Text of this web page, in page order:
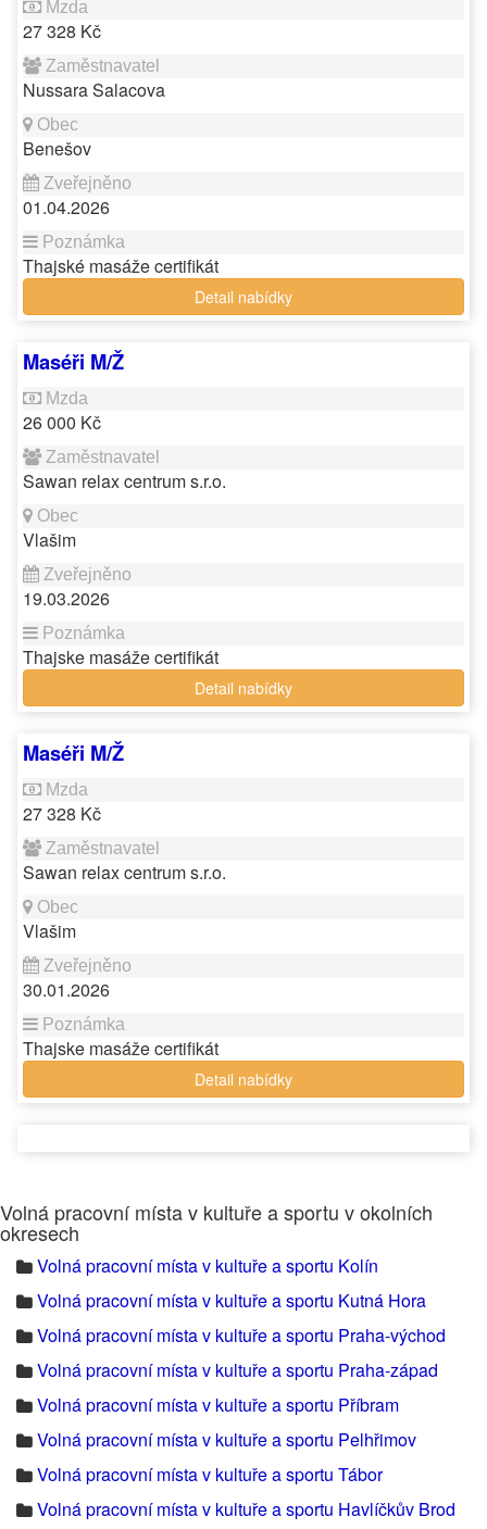
27 328 Kč
Nussara Salacova
Benešov
01.04.2026
Thajské masáže certifikát
Detail nabídky
Maséři M/Ž
26 000 Kč
Sawan relax centrum s.r.o.
Vlašim
19.03.2026
Thajske masáže certifikát
Detail nabídky
Maséři M/Ž
27 328 Kč
Sawan relax centrum s.r.o.
Vlašim
30.01.2026
Thajske masáže certifikát
Detail nabídky
Volná pracovní místa v kultuře a sportu v okolních
okresech
Volná pracovní místa v kultuře a sportu Kolín
Volná pracovní místa v kultuře a sportu Kutná Hora
Volná pracovní místa v kultuře a sportu Praha-východ
Volná pracovní místa v kultuře a sportu Praha-západ
Volná pracovní místa v kultuře a sportu Příbram
Volná pracovní místa v kultuře a sportu Pelhřimov
Volná pracovní místa v kultuře a sportu Tábor
Volná pracovní místa v kultuře a sportu Havlíčkův Brod